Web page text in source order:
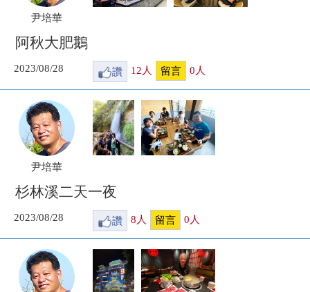
尹培華
阿秋大肥鵝
2023/08/28 讚 12 人 留言 0 人
尹培華
杉林溪二天一夜
2023/08/28 讚 8 人 留言 0 人